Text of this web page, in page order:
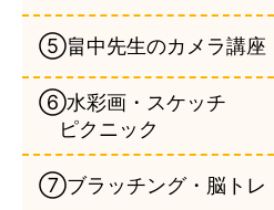
⑤畠中先生のカメラ講座
⑥水彩画・スケッチ
ピクニック
⑦ブラッチング・脳トレ